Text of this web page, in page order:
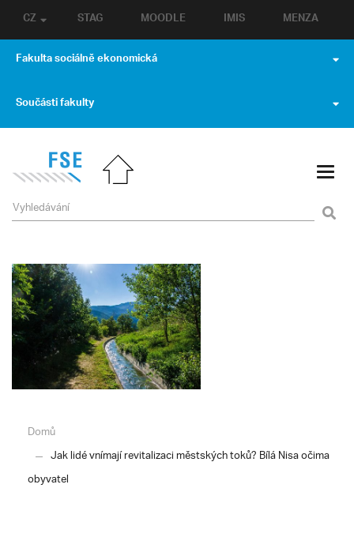
STAG MOODLE IMIS MENZA
CZ
Fakulta sociálně ekonomická
Součásti fakulty
Domů
Jak lidé vnímají revitalizaci městských toků? Bílá Nisa očima
obyvatel